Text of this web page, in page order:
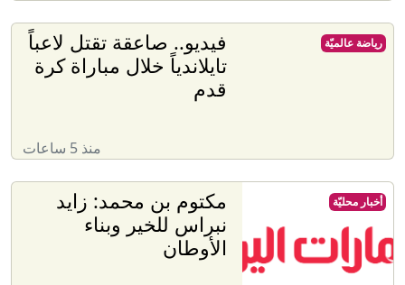
فيديو.. صاعقة تقتل لاعباً
تايلاندياً خلال مباراة كرة
قدم
منذ 5 ساعات
رياضة عالميّة
مكتوم بن محمد: زايد
نبراس للخير وبناء
الأوطان
أخبار محليّة